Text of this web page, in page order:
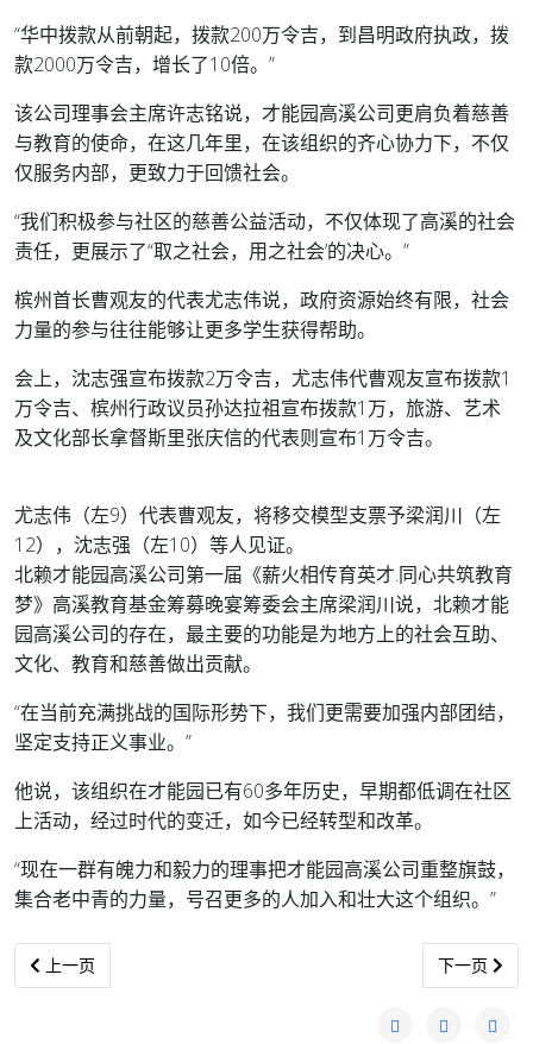
“华中拨款从前朝起，拨款200万令吉，到昌明政府执政，拨
款2000万令吉，增长了10倍。”
该公司理事会主席许志铭说，才能园高溪公司更肩负着慈善
与教育的使命，在这几年里，在该组织的齐心协力下，不仅
仅服务内部，更致力于回馈社会。
“我们积极参与社区的慈善公益活动，不仅体现了高溪的社会
责任，更展示了“取之社会，用之社会’的决心。”
槟州首长曹观友的代表尤志伟说，政府资源始终有限，社会
力量的参与往往能够让更多学生获得帮助。
会上，沈志强宣布拨款2万令吉，尤志伟代曹观友宣布拨款1
万令吉、槟州行政议员孙达拉祖宣布拨款1万，旅游、艺术
及文化部长拿督斯里张庆信的代表则宣布1万令吉。
尤志伟（左9）代表曹观友，将移交模型支票予梁润川（左
12），沈志强（左10）等人见证。
北赖才能园高溪公司第一届《薪火相传育英才.同心共筑教育
梦》高溪教育基金筹募晚宴筹委会主席梁润川说，北赖才能
园高溪公司的存在，最主要的功能是为地方上的社会互助、
文化、教育和慈善做出贡献。
“在当前充满挑战的国际形势下，我们更需要加强内部团结，
坚定支持正义事业。”
他说，该组织在才能园已有60多年历史，早期都低调在社区
上活动，经过时代的变迁，如今已经转型和改革。
“现在一群有魄力和毅力的理事把才能园高溪公司重整旗鼓，
集合老中青的力量，号召更多的人加入和壮大这个组织。”
上一篇文章: GPS是团结政府一部分的事实 “切割”是政治话语或选举
上一页 下一篇文章:
下一页